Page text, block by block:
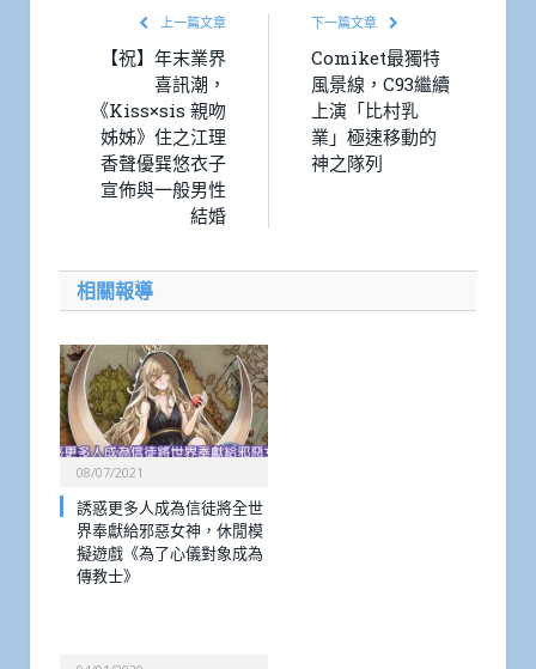
上一篇文章
【祝】年末業界
喜訊潮，
《Kiss×sis 親吻
姊姊》住之江理
香聲優巽悠衣子
宣佈與一般男性
結婚
下一篇文章
Comiket最獨特
風景線，C93繼續
上演「比村乳
業」極速移動的
神之隊列
相關報導
08/07/2021
誘惑更多人成為信徒將全世
界奉獻給邪惡女神，休閒模
擬遊戲《為了心儀對象成為
傳教士》